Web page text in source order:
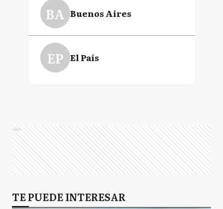
BA Buenos Aires
EP